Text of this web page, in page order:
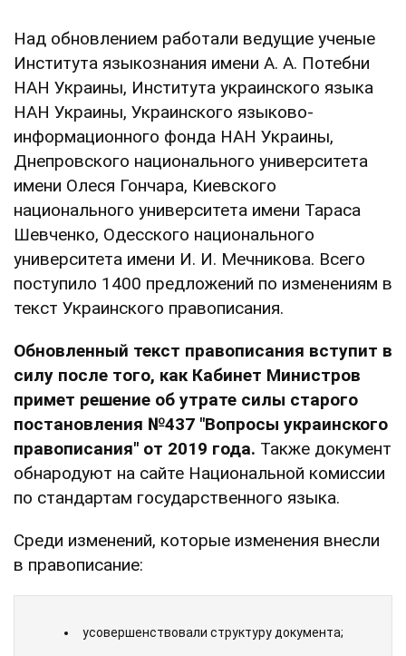
Над обновлением работали ведущие ученые
Института языкознания имени А. А. Потебни
НАН Украины, Института украинского языка
НАН Украины, Украинского языково-
информационного фонда НАН Украины,
Днепровского национального университета
имени Олеся Гончара, Киевского
национального университета имени Тараса
Шевченко, Одесского национального
университета имени И. И. Мечникова. Всего
поступило 1400 предложений по изменениям в
текст Украинского правописания.
Обновленный текст правописания вступит в
силу после того, как Кабинет Министров
примет решение об утрате силы старого
постановления №437 "Вопросы украинского
правописания" от 2019 года. Также документ
обнародуют на сайте Национальной комиссии
по стандартам государственного языка.
Среди изменений, которые изменения внесли
в правописание:
усовершенствовали структуру документа;